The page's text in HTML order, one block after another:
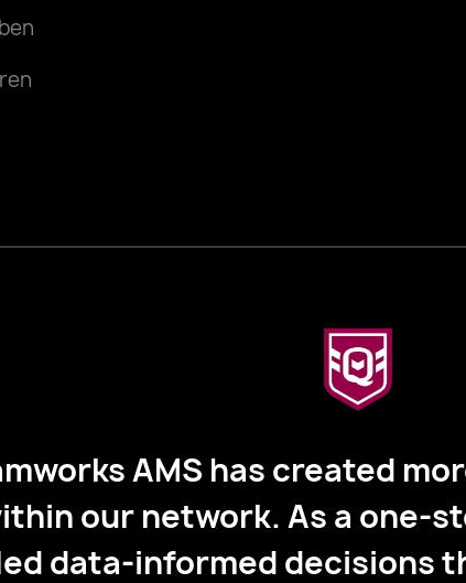
AMS has created
our network. As a one-
data-informed decisions